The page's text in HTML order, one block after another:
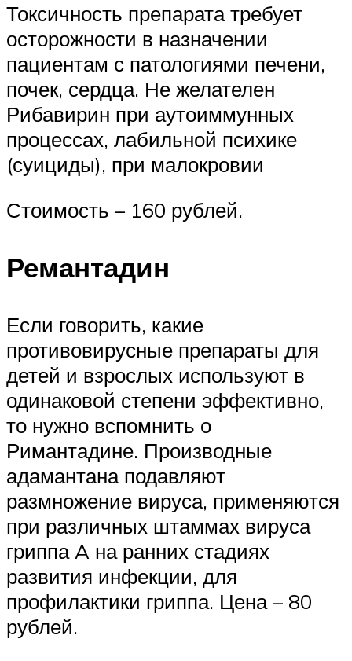
Токсичность препарата требует
осторожности в назначении
пациентам с патологиями печени,
почек, сердца. Не желателен
Рибавирин при аутоиммунных
процессах, лабильной психике
(суициды), при малокровии
Стоимость – 160 рублей.
Ремантадин
Если говорить, какие
противовирусные препараты для
детей и взрослых используют в
одинаковой степени эффективно,
то нужно вспомнить о
Римантадине. Производные
адамантана подавляют
размножение вируса, применяются
при различных штаммах вируса
гриппа A на ранних стадиях
развития инфекции, для
профилактики гриппа. Цена – 80
рублей.